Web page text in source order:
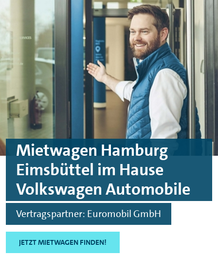
Skip to main content
Skip to footer
Mietwagen Hamburg
Eimsbüttel im Hause
Volkswagen Automobile
Vertragspartner: Euromobil GmbH
JETZT MIETWAGEN FINDEN!